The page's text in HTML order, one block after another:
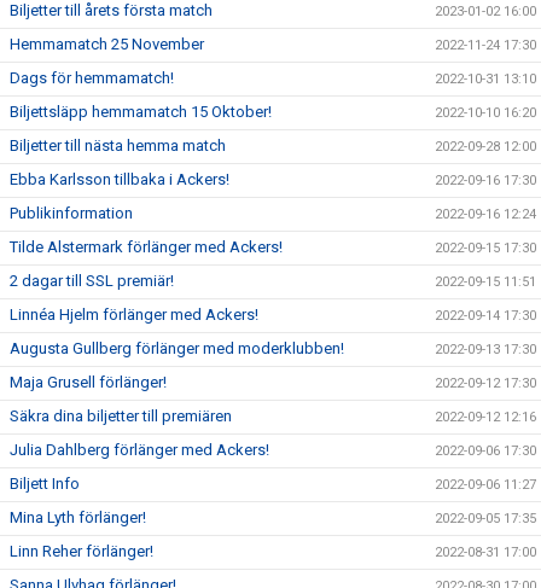
Biljetter till årets första match 2023-01-02 16:00
Hemmamatch 25 November 2022-11-24 17:30
Dags för hemmamatch! 2022-10-31 13:10
Biljettsläpp hemmamatch 15 Oktober! 2022-10-10 16:20
Biljetter till nästa hemma match 2022-09-28 12:00
Ebba Karlsson tillbaka i Ackers! 2022-09-16 17:30
Publikinformation 2022-09-16 12:24
Tilde Alstermark förlänger med Ackers! 2022-09-15 17:30
2 dagar till SSL premiär! 2022-09-15 11:51
Linnéa Hjelm förlänger med Ackers! 2022-09-14 17:30
Augusta Gullberg förlänger med moderklubben! 2022-09-13 17:30
Maja Grusell förlänger! 2022-09-12 17:30
Säkra dina biljetter till premiären 2022-09-12 12:16
Julia Dahlberg förlänger med Ackers! 2022-09-06 17:30
Biljett Info 2022-09-06 11:27
Mina Lyth förlänger! 2022-09-05 17:35
Linn Reher förlänger! 2022-08-31 17:00